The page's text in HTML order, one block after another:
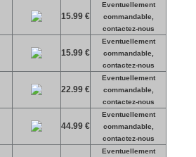
15.99 €
Eventuellement
commandable,
contactez-nous
15.99 €
Eventuellement
commandable,
contactez-nous
22.99 €
Eventuellement
commandable,
contactez-nous
44.99 €
Eventuellement
commandable,
contactez-nous
Eventuellement